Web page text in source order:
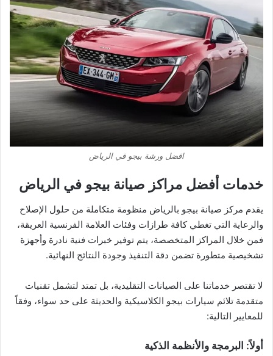
افضل ورشة بيجو في الرياض
خدمات أفضل مراكز صيانة بيجو في الرياض
يقدم مركز صيانة بيجو بالرياض منظومة متكاملة من حلول الإصلاح
والرعاية التي تغطي كافة طرازات وفئات العلامة الفرنسية العريقة،
فمن خلال المراكز المتخصصة، يتم توفير خبرات فنية نادرة وأجهزة
تشخيصية متطورة تضمن دقة التنفيذ وجودة النتائج النهائية.
لا تقتصر خدماتنا على الصيانات التقليدية، بل تمتد لتشمل تقنيات
متقدمة تلائم سيارات بيجو الكلاسيكية والحديثة على حد سواء، وفقاً
للمعايير التالية:
أولاً: البرمجة والأنظمة الذكية